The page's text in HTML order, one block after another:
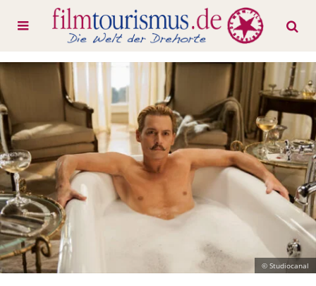
© Studiocanal